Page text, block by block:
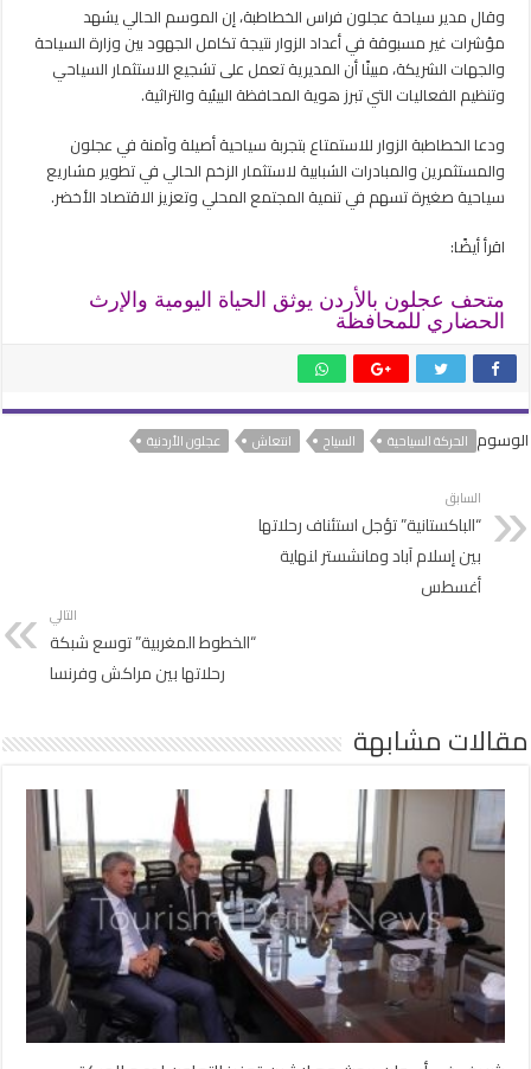
وقال مدير سياحة عجلون فراس الخطاطبة، إن الموسم الحالي يشهد
مؤشرات غير مسبوقة في أعداد الزوار نتيجة تكامل الجهود بين وزارة السياحة
والجهات الشريكة، مبينًا أن المديرية تعمل على تشجيع الاستثمار السياحي
وتنظيم الفعاليات التي تبرز هوية المحافظة البيئية والتراثية.
ودعا الخطاطبة الزوار للاستمتاع بتجربة سياحية أصيلة وآمنة في عجلون
والمستثمرين والمبادرات الشبابية لاستثمار الزخم الحالي في تطوير مشاريع
سياحية صغيرة تسهم في تنمية المجتمع المحلي وتعزيز الاقتصاد الأخضر.
اقرأ أيضًا:
متحف عجلون بالأردن يوثق الحياة اليومية والإرث
الحضاري للمحافظة
الوسوم الحركة السياحية السياح انتعاش عجلون الأردنية
السابق
“الباكستانية” تؤجل استئناف رحلاتها
بين إسلام آباد ومانشستر لنهاية
أغسطس
التالي
“الخطوط المغربية” توسع شبكة
رحلاتها بين مراكش وفرنسا
مقالات مشابهة